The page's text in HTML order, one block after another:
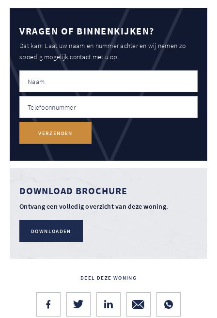
VRAGEN OF BINNENKIJKEN?
Dat kan! Laat uw naam en nummer achter en wij nemen zo
spoedig mogelijk contact met u op.
VERZENDEN
DOWNLOAD BROCHURE
Ontvang een volledig overzicht van deze woning.
DOWNLOADEN
DEEL DEZE WONING